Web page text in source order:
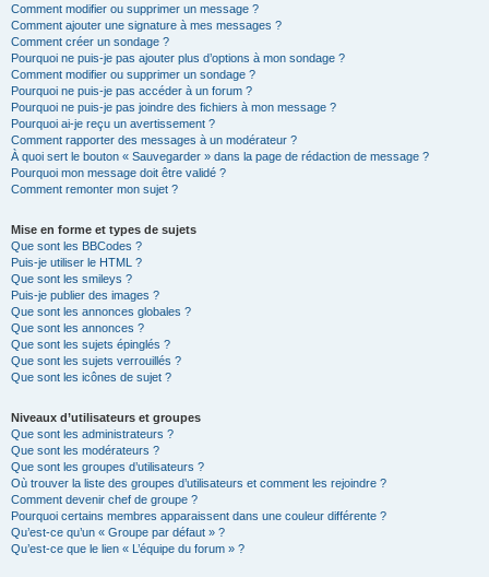
Comment modifier ou supprimer un message ?
Comment ajouter une signature à mes messages ?
Comment créer un sondage ?
Pourquoi ne puis-je pas ajouter plus d’options à mon sondage ?
Comment modifier ou supprimer un sondage ?
Pourquoi ne puis-je pas accéder à un forum ?
Pourquoi ne puis-je pas joindre des fichiers à mon message ?
Pourquoi ai-je reçu un avertissement ?
Comment rapporter des messages à un modérateur ?
À quoi sert le bouton « Sauvegarder » dans la page de rédaction de message ?
Pourquoi mon message doit être validé ?
Comment remonter mon sujet ?
Mise en forme et types de sujets
Que sont les BBCodes ?
Puis-je utiliser le HTML ?
Que sont les smileys ?
Puis-je publier des images ?
Que sont les annonces globales ?
Que sont les annonces ?
Que sont les sujets épinglés ?
Que sont les sujets verrouillés ?
Que sont les icônes de sujet ?
Niveaux d’utilisateurs et groupes
Que sont les administrateurs ?
Que sont les modérateurs ?
Que sont les groupes d’utilisateurs ?
Où trouver la liste des groupes d’utilisateurs et comment les rejoindre ?
Comment devenir chef de groupe ?
Pourquoi certains membres apparaissent dans une couleur différente ?
Qu’est-ce qu’un « Groupe par défaut » ?
Qu’est-ce que le lien « L’équipe du forum » ?